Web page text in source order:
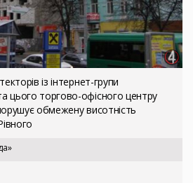
із інтернет-групи
цього торгово-офісного центру
обмежену висотність